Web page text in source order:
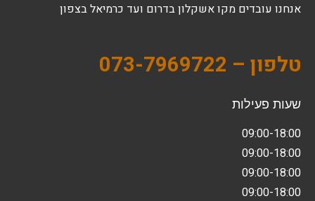
אנחנו עובדים מקו אשקלון בדרום ועד כרמיאל בצפון
טלפון – 073-7969722
שעות פעילות
09:00-18:00
09:00-18:00
09:00-18:00
09:00-18:00